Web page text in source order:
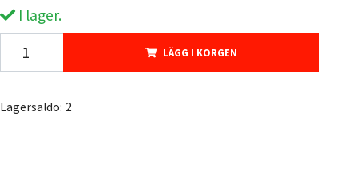
I lager.
LÄGG I KORGEN
Lagersaldo: 2